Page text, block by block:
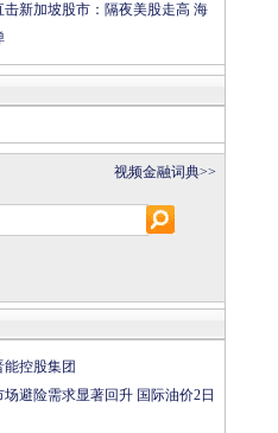
击新加坡股市：隔夜美股走高 海
视频金融词典>>
控股集团
场避险需求显著回升 国际油价2日